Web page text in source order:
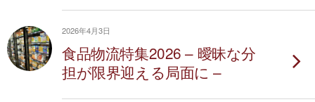
2026年4月3日
食品物流特集2026 – 曖昧な分
担が限界迎える局面に –